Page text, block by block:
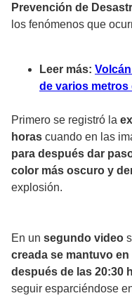
Prevención de
los fenómenos que
Leer más:
de varios metros
Primero se registró la
horas cuando en las
para después dar
color más oscuro y
explosión.
En un segundo video
creada se mantuvo
después de las 20:30
seguir esparciéndose